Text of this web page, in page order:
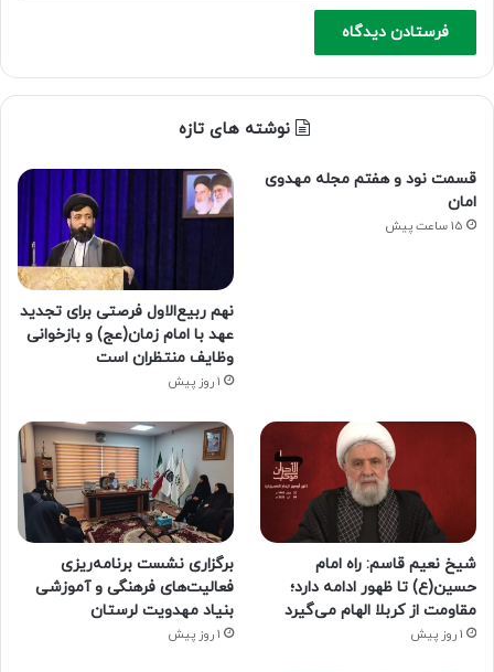
نوشته های تازه
قسمت نود و هفتم مجله مهدوی
امان
15 ساعت پیش
نهم ربیع‌الاول فرصتی برای تجدید
عهد با امام زمان(عج) و بازخوانی
وظایف منتظران است
1 روز پیش
شیخ نعیم قاسم: راه امام
حسین(ع) تا ظهور ادامه دارد؛
مقاومت از کربلا الهام می‌گیرد
1 روز پیش
برگزاری نشست برنامه‌ریزی
فعالیت‌های فرهنگی و آموزشی
بنیاد مهدویت لرستان
1 روز پیش